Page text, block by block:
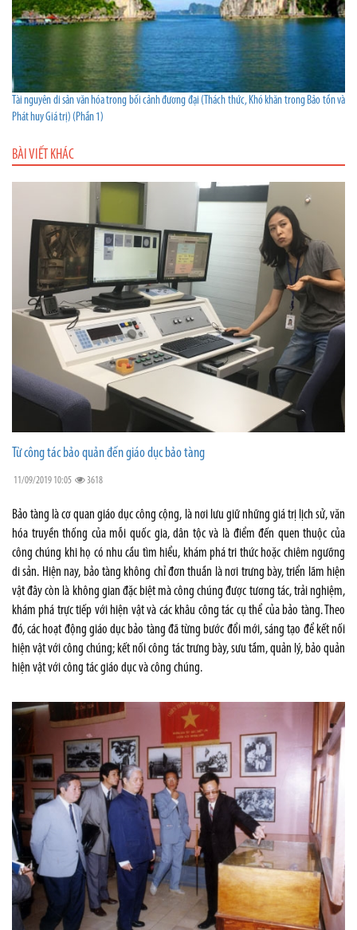
Tài nguyên di sản văn hóa trong bối cảnh đương đại (Thách thức, Khó khăn trong Bảo tồn và
Phát huy Giá trị) (Phần 1)
BÀI VIẾT KHÁC
Từ công tác bảo quản đến giáo dục bảo tàng
11/09/2019 10:05 3618
Bảo tàng là cơ quan giáo dục công cộng, là nơi lưu giữ những giá trị lịch sử, văn
hóa truyền thống của mỗi quốc gia, dân tộc và là điểm đến quen thuộc của
công chúng khi họ có nhu cầu tìm hiểu, khám phá tri thức hoặc chiêm ngưỡng
di sản. Hiện nay, bảo tàng không chỉ đơn thuần là nơi trưng bày, triển lãm hiện
vật đây còn là không gian đặc biệt mà công chúng được tương tác, trải nghiệm,
khám phá trực tiếp với hiện vật và các khâu công tác cụ thể của bảo tàng. Theo
đó, các hoạt động giáo dục bảo tàng đã từng bước đổi mới, sáng tạo để kết nối
hiện vật với công chúng; kết nối công tác trưng bày, sưu tầm, quản lý, bảo quản
hiện vật với công tác giáo dục và công chúng.